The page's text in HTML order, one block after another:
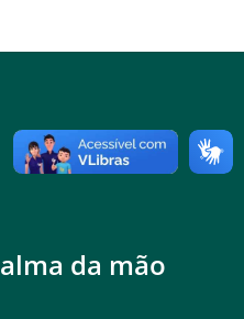
da mão